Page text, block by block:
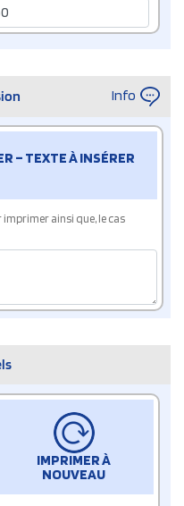
Info
– TEXTE À INSÉRER
ainsi que, le cas
IMPRIMER À
NOUVEAU